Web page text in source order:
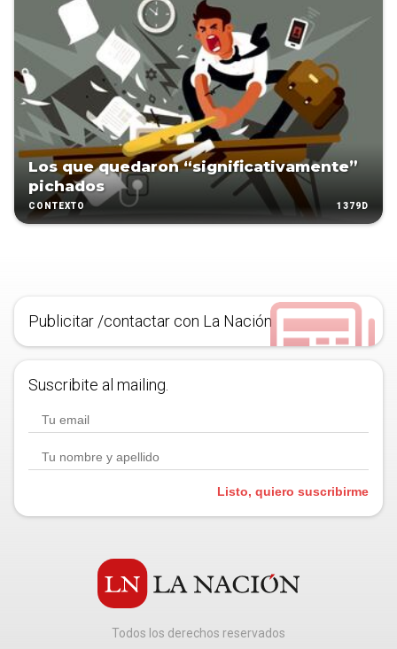
Los que quedaron “significativamente”
pichados
CONTEXTO 1379D
Publicitar /contactar con La Nación
Suscribite al mailing.
Listo, quiero suscribirme
Todos los derechos reservados